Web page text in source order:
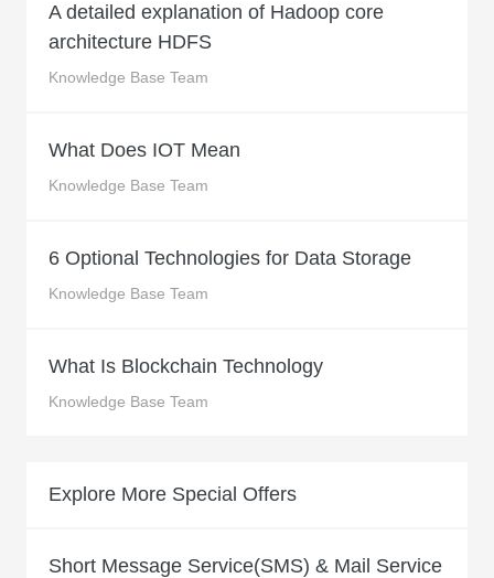
A detailed explanation of Hadoop core
architecture HDFS
Knowledge Base Team
What Does IOT Mean
Knowledge Base Team
6 Optional Technologies for Data Storage
Knowledge Base Team
What Is Blockchain Technology
Knowledge Base Team
Explore More Special Offers
Short Message Service(SMS) & Mail Service